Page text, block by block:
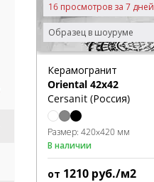
Образец в шоуруме
16 просмотров за 7 дней
Керамогранит
Oriental 42x42
Cersanit (Россия)
Размер: 420x420 мм
В наличии
от 1210 руб./м2